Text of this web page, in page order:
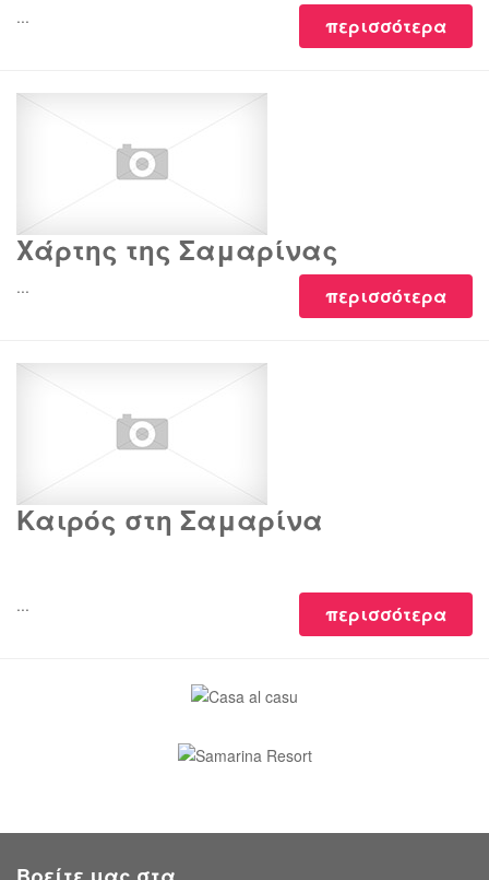
... περισσότερα
Χάρτης της Σαμαρίνας
... περισσότερα
Καιρός στη Σαμαρίνα
... περισσότερα